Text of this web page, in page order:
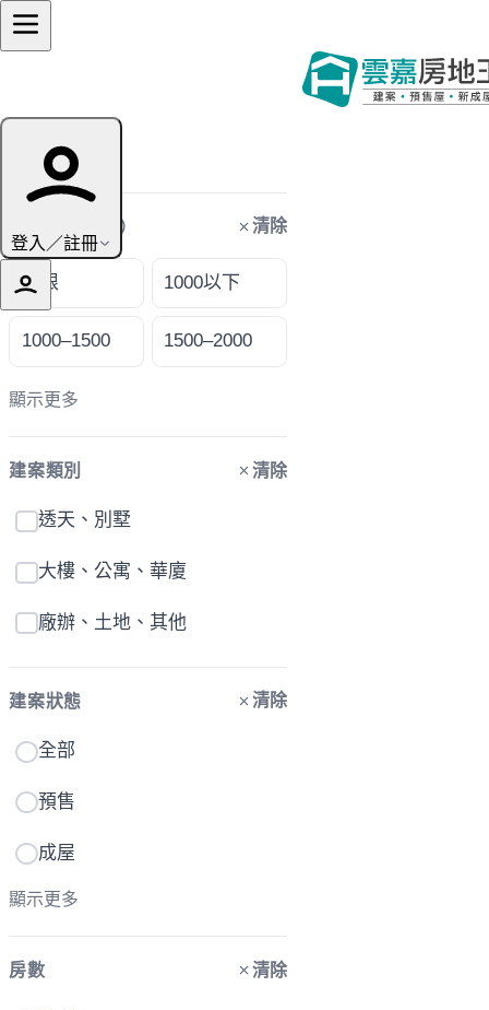
登入／註冊
篩選條件
購屋預算（萬） 清除
不限 1000以下
1000–1500 1500–2000
顯示更多
建案類別 清除
透天、別墅
大樓、公寓、華廈
廠辦、土地、其他
建案狀態 清除
全部
預售
成屋
顯示更多
房數 清除